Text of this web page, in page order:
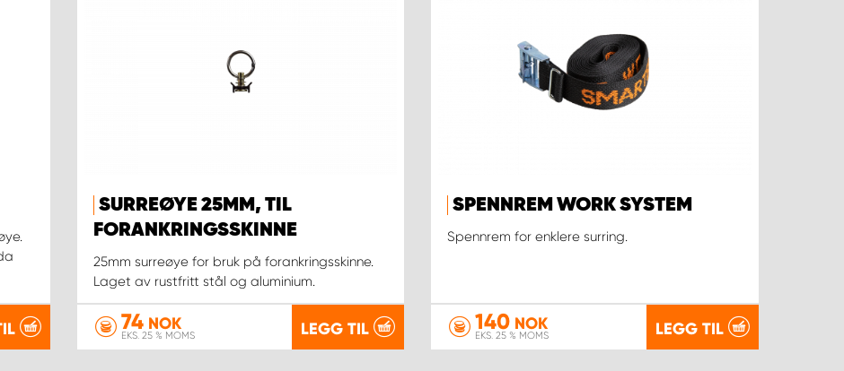
SURREØYE 25MM, TIL
FORANKRINGSSKINNE
25mm surreøye for bruk på forankringsskinne.
Laget av rustfritt stål og aluminium.
74NOK
EKS. 25 % MOMS LEGG TIL
SPENNREM WORK SYSTEM
Spennrem for enklere surring.
140 NOK
EKS. 25 % MOMS LEGG TIL